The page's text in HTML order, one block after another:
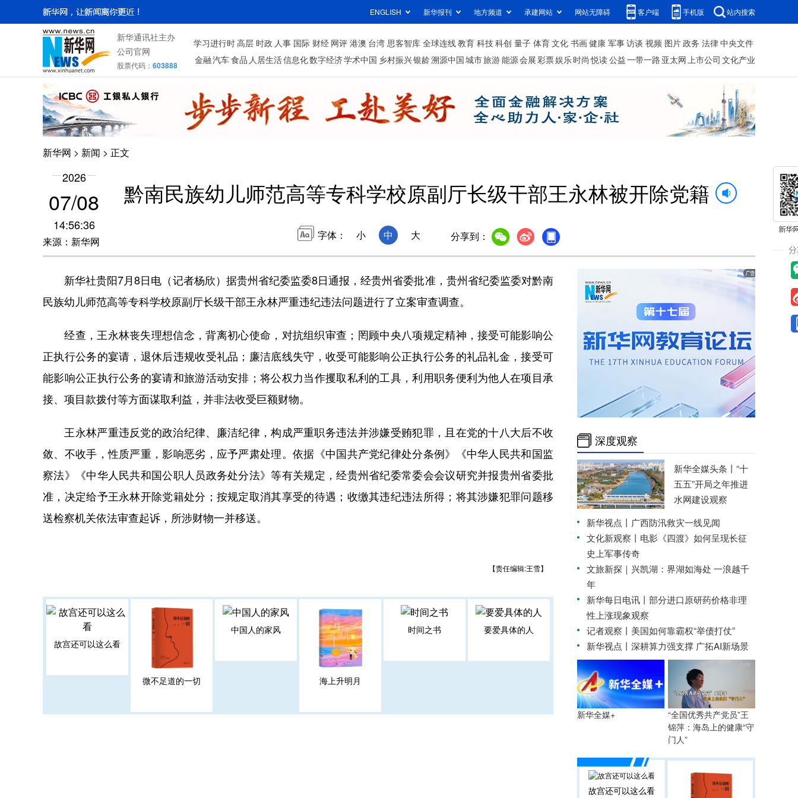
ENGLISH 新华报刊 地方频道 承建网站 网站无障碍 客户端 手机版 站内搜索
新华通讯社主办
公司官网
股票代码： 603888
学习进行时高层 时政 人事 国际 财经 网评 港澳 台湾 思客智库 全球连线教育 科技科创 量子 体育文化 书画健康 军事访谈 视频 图片政务 法律中央文件
金融汽车食品 人居生活信息化数字经济学术中国 乡村振兴银龄溯源中国城市旅游能源会展彩票娱乐时尚 悦读公益一带一路 亚太网上市公司 文化产业
新华网 > 新闻 > 正文
2026
07/08
14:56:36
来源：新华网
黔南民族幼儿师范高等专科学校原副厅长级干部王永林被开除党籍
字体： 小 中 大 分享到：
新华社贵阳7月8日电（记者杨欣）据贵州省纪委监委8日通报，经贵州省委批准，贵州省纪委监委对黔南
民族幼儿师范高等专科学校原副厅长级干部王永林严重违纪违法问题进行了立案审查调查。
经查，王永林丧失理想信念，背离初心使命，对抗组织审查；罔顾中央八项规定精神，接受可能影响公
正执行公务的宴请，退休后违规收受礼品；廉洁底线失守，收受可能影响公正执行公务的礼品礼金，接受可
能影响公正执行公务的宴请和旅游活动安排；将公权力当作攫取私利的工具，利用职务便利为他人在项目承
接、项目款拨付等方面谋取利益，并非法收受巨额财物。
王永林严重违反党的政治纪律、廉洁纪律，构成严重职务违法并涉嫌受贿犯罪，且在党的十八大后不收
敛、不收手，性质严重，影响恶劣，应予严肃处理。依据《中国共产党纪律处分条例》《中华人民共和国监
察法》《中华人民共和国公职人员政务处分法》等有关规定，经贵州省纪委常委会会议研究并报贵州省委批
准，决定给予王永林开除党籍处分；按规定取消其享受的待遇；收缴其违纪违法所得；将其涉嫌犯罪问题移
送检察机关依法审查起诉，所涉财物一并移送。
【责任编辑:王雪】
故宫还可以这么看
微不足道的一切
中国人的家风
海上升明月
时间之书 要爱具体的人
深度观察
新华全媒头条丨 “十
五五”开局之年推进
水网建设观察
新华视点丨 广西防汛救灾一线见闻
文化新观察丨 电影《四渡》如何呈现长征
史上军事传奇
文旅新探｜兴凯湖：界湖如海处 一浪越千
年
新华每日电讯丨 部分进口原研药价格非理
性上涨现象观察
记者观察丨美国如何靠霸权“举债打仗”
新华视点丨 深耕算力强支撑 广拓AI新场景
新华全媒+
“全国优秀共产党员”王
锦萍：海岛上的健康“守
门人”
故宫还可以这么看